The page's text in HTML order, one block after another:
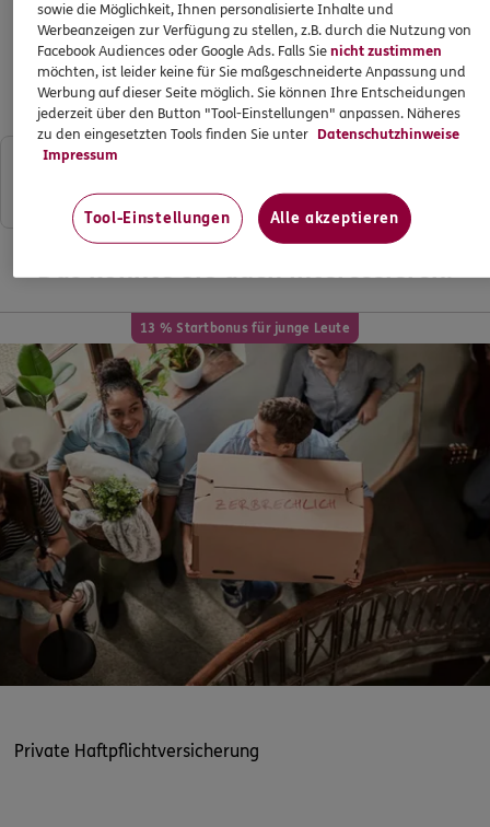
Hier können Sie sich bequem und einfach weitere
Informationen zur ERGO Wassersporthaftpflicht
herunterladen.
Information Wassersport-Haftpflichtversicherung
91 KB
Das könnte Sie auch interessieren:
13 % Startbonus für junge Leute
Private Haftpflichtversicherung
sowie die Möglichkeit, Ihnen personalisierte Inhalte und
Werbeanzeigen zur Verfügung zu stellen, z.B. durch die Nutzung von
Facebook Audiences oder Google Ads. Falls Sienicht zustimmen
möchten, ist leider keine für Sie maßgeschneiderte Anpassung und
Werbung auf dieser Seite möglich. Sie können Ihre Entscheidungen
jederzeit über den Button "Tool-Einstellungen" anpassen. Näheres
zu den eingesetzten Tools finden Sie unter Datenschutzhinweise
Impressum
Tool-Einstellungen Alle akzeptieren